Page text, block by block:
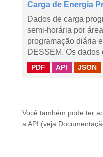
Carga de Energia
Dados de carga
semi-horária por
programação diária
DESSEM. Os dados
PDF API JSON
Você também pode ter
a API (veja